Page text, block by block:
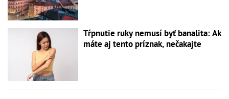
Tŕpnutie ruky nemusí byť banalita: Ak
máte aj tento príznak, nečakajte